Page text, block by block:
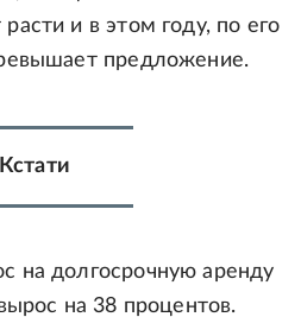
и в этом году, по его
предложение.
Кстати
на долгосрочную аренду
на 38 процентов.